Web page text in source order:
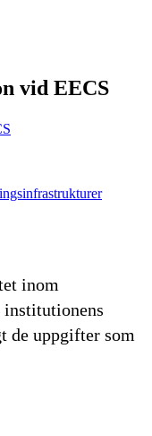
vid EECS
inom
de uppgifter som